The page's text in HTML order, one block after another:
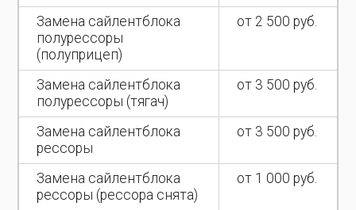
Замена сайлентблока
полурессоры
(полуприцеп)
от 2 500 руб.
Замена сайлентблока
полурессоры (тягач)
от 3 500 руб.
Замена сайлентблока
рессоры
от 3 500 руб.
Замена сайлентблока
рессоры (рессора снята)
от 1 000 руб.